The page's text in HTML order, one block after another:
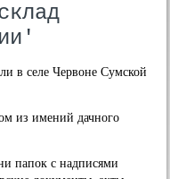
в селе Червоне Сумской
из имений дачного
папок с надписями